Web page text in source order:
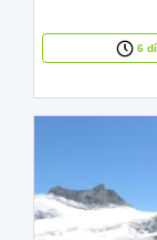
6